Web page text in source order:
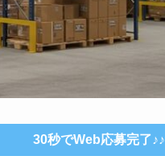
30秒でWeb応募完了♪♪